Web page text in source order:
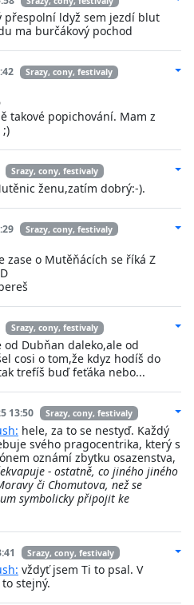
přespolní ldyž sem jezdí blut
ma burčákový pochod
Srazy, cony, festivaly
takové popichování. Mam z
Srazy, cony, festivaly
ženu,zatím dobrý:-).
Srazy, cony, festivaly
zase o Mutěňácích se říká Z
Srazy, cony, festivaly
od Dubňan daleko,ale od
cosi o tom,že kdyz hodíš do
trefíš buď feťáka nebo...
13:50 Srazy, cony, festivaly
hele, za to se nestyď. Každý
svého pragocentrika, který s
oznámí zbytku osazenstva,
- ostatně, co jiného jiného
či Chomutova, než se
symbolicky připojit ke
Srazy, cony, festivaly
vždyť jsem Ti to psal. V
stejný.